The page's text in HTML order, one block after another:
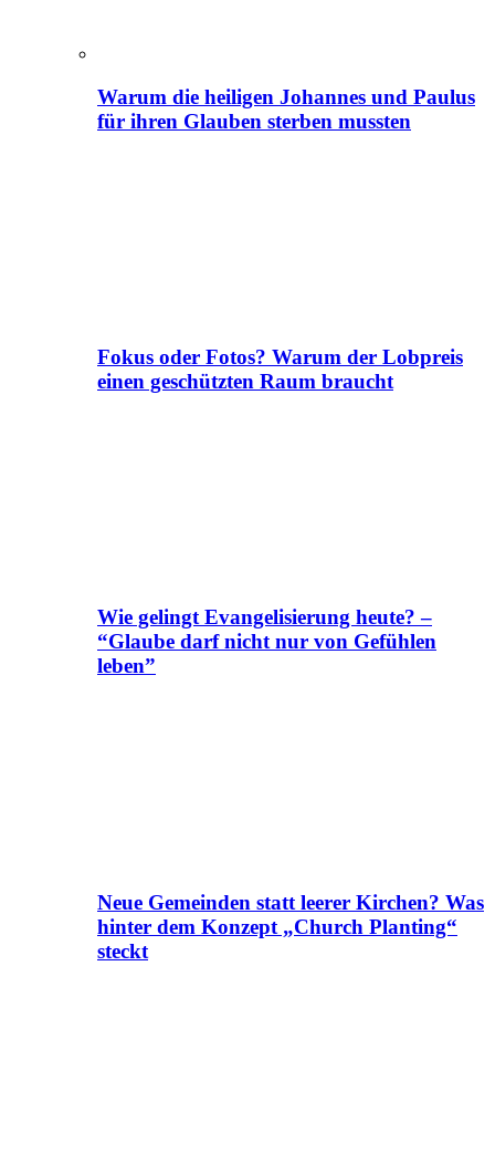
Warum die heiligen Johannes und Paulus
für ihren Glauben sterben mussten
Fokus oder Fotos? Warum der Lobpreis
einen geschützten Raum braucht
Wie gelingt Evangelisierung heute? –
“Glaube darf nicht nur von Gefühlen
leben”
Neue Gemeinden statt leerer Kirchen? Was
hinter dem Konzept „Church Planting“
steckt